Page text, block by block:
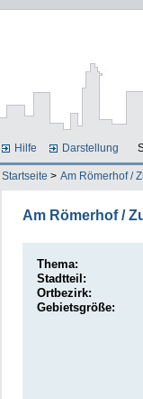
Hilfe Darstellung
Startseite > Am Römerhof /
Am Römerhof /
Thema:
Stadtteil:
Ortbezirk:
Gebietsgröße: